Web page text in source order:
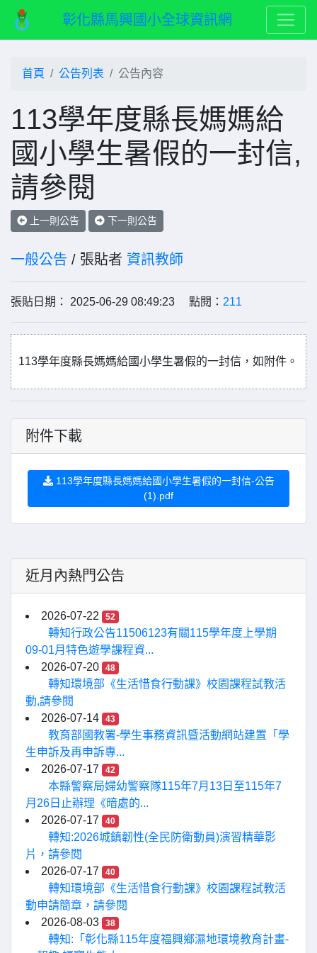
彰化縣馬興國小全球資訊網
首頁 公告列表 公告內容
113學年度縣長媽媽給
國小學生暑假的一封信,
請參閱
上一則公告 下一則公告
一般公告 / 張貼者 資訊教師
張貼日期： 2025-06-29 08:49:23 點閱： 211
113學年度縣長媽媽給國小學生暑假的一封信，如附件。
附件下載
113學年度縣長媽媽給國小學生暑假的一封信-公告
(1).pdf
近月內熱門公告
2026-07-22 52
轉知行政公告11506123有關115學年度上學期
09-01月特色遊學課程資...
2026-07-20
48
轉知環境部《生活惜食行動課》校園課程試教活
動,請參閱
2026-07-14
43
教育部國教署-學生事務資訊暨活動網站建置「學
生申訴及再申訴專...
2026-07-17
42
本縣警察局婦幼警察隊115年7月13日至115年7
月26日止辦理《暗處的...
2026-07-17
40
轉知:2026城鎮韌性(全民防衛動員)演習精華影
片，請參閱
2026-07-17
40
轉知環境部《生活惜食行動課》校園課程試教活
動申請簡章，請參閱
2026-08-03
38
轉知:「彰化縣115年度福興鄉濕地環境教育計畫-